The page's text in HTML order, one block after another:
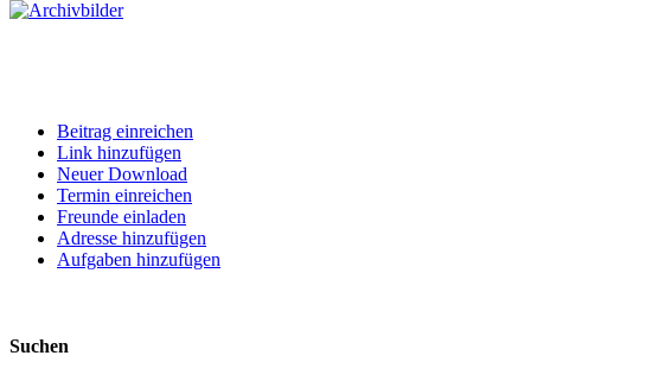
Beitrag einreichen
Link hinzufügen
Neuer Download
Termin einreichen
Freunde einladen
Adresse hinzufügen
Aufgaben hinzufügen
Suchen